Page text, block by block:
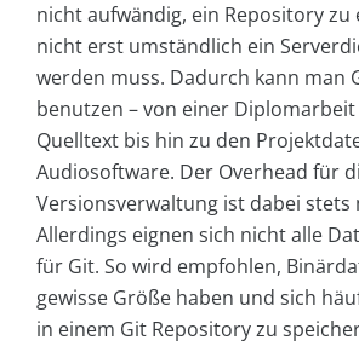
nicht aufwändig, ein Repository zu
nicht erst umständlich ein
werden muss. Dadurch kann man
benutzen – von einer
Quelltext bis hin zu den
Audiosoftware. Der Overhead für
Versionsverwaltung ist dabei stets
Allerdings eignen sich nicht alle
für Git. So wird empfohlen,
gewisse Größe haben und sich
in einem Git Repository zu